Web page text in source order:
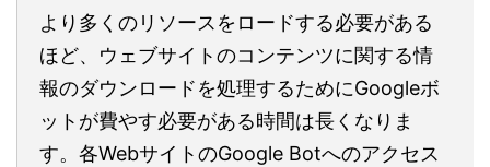
より多くのリソースをロードする必要がある
ほど、ウェブサイトのコンテンツに関する情
報のダウンロードを処理するためにGoogleボ
ットが費やす必要がある時間は長くなりま
す。各WebサイトのGoogle Botへのアクセス